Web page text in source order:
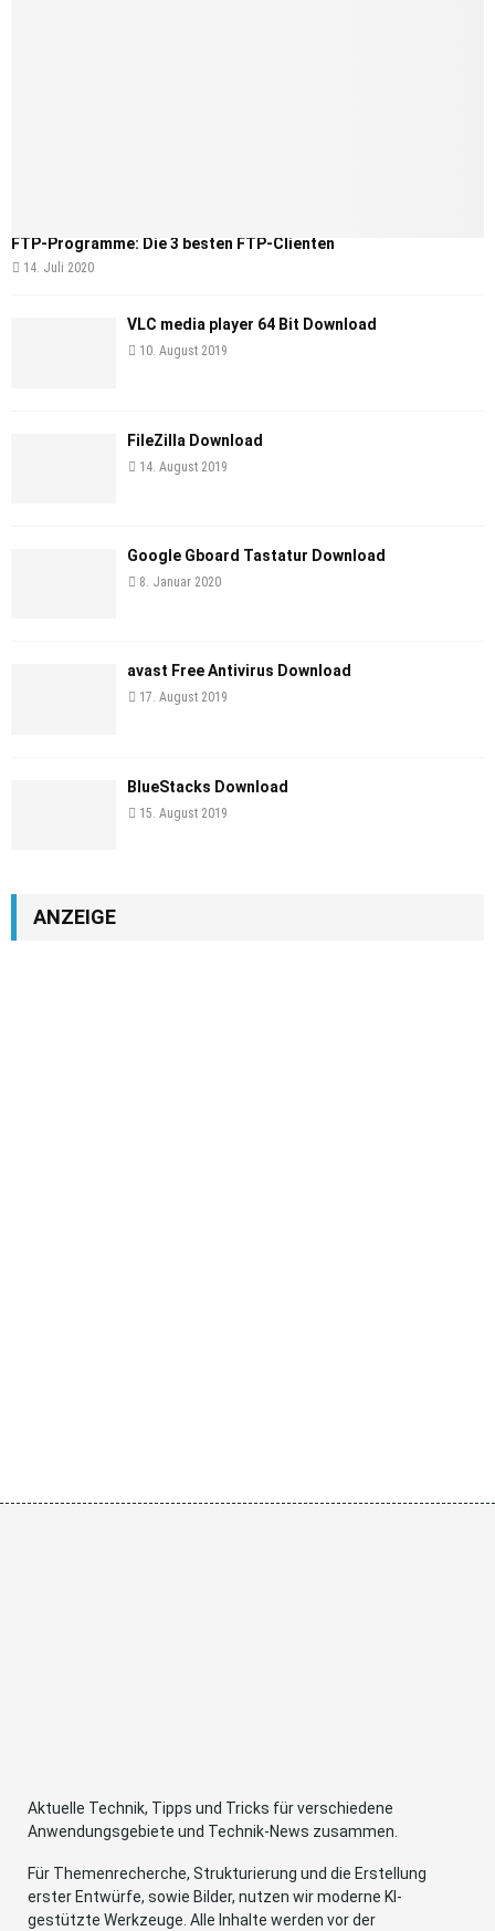
FTP-Programme: Die 3 besten FTP-Clienten
14. Juli 2020
VLC media player 64 Bit Download
10. August 2019
FileZilla Download
14. August 2019
Google Gboard Tastatur Download
8. Januar 2020
avast Free Antivirus Download
17. August 2019
BlueStacks Download
15. August 2019
ANZEIGE
Aktuelle Technik, Tipps und Tricks für verschiedene
Anwendungsgebiete und Technik-News zusammen.
Für Themenrecherche, Strukturierung und die Erstellung
erster Entwürfe, sowie Bilder, nutzen wir moderne KI-
gestützte Werkzeuge. Alle Inhalte werden vor der